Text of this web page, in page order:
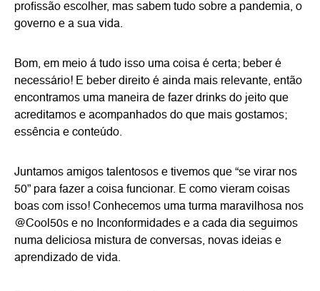
profissão escolher, mas sabem tudo sobre a pandemia, o
governo e a sua vida.
Bom, em meio á tudo isso uma coisa é certa; beber é
necessário! E beber direito é ainda mais relevante, então
encontramos uma maneira de fazer drinks do jeito que
acreditamos e acompanhados do que mais gostamos;
essência e conteúdo.
Juntamos amigos talentosos e tivemos que “se virar nos
50” para fazer a coisa funcionar. E como vieram coisas
boas com isso! Conhecemos uma turma maravilhosa nos
@Cool50s e no Inconformidades e a cada dia seguimos
numa deliciosa mistura de conversas, novas ideias e
aprendizado de vida.